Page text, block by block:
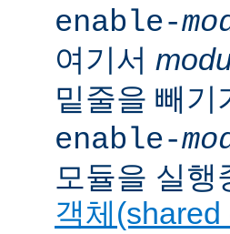
enable-
여기서
밑줄을 빼
enable-
모듈을 실
객체